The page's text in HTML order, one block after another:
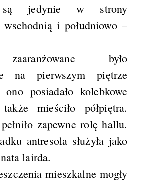
są jedynie w strony
wschodnią i południowo –
było
na pierwszym piętrze
posiadało kolebkowe
mieściło półpiętra.
zapewne rolę hallu.
antresola służyła jako
lairda.
mieszkalne mogły